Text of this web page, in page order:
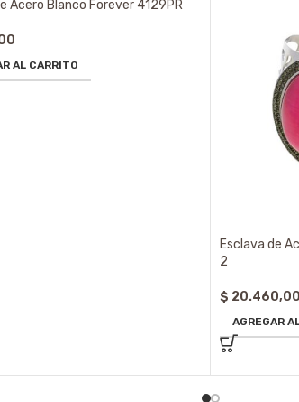
Acero Blanco Forever 4129PR
AL CARRITO
Esclava de
2
$ 20.460,00
AGREGAR